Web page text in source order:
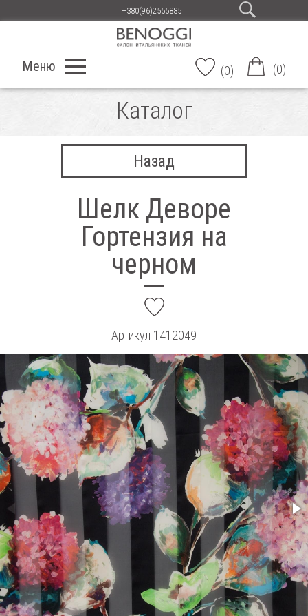
+380(96)2555885
Меню (0) (0)
Каталог
Назад
Шелк Деворе
Гортензия на
черном
Артикул 1412049